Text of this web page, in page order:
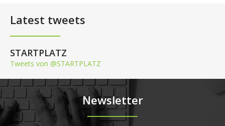
Latest tweets
STARTPLATZ
Tweets von @STARTPLATZ
Newsletter